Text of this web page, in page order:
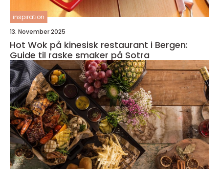
inspiration
13. November 2025
Hot Wok på kinesisk restaurant i Bergen:
Guide til raske smaker på Sotra